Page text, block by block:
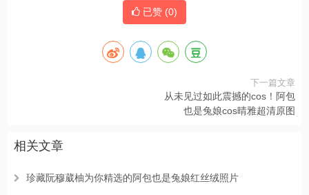
已赞 (0)
下一篇文章
从未见过如此震撼的cos！阿包
也是兔娘cos晴雅超清原图
相关文章
珍藏阮穆葳柚为你精选的阿包也是兔娘红丝绒照片